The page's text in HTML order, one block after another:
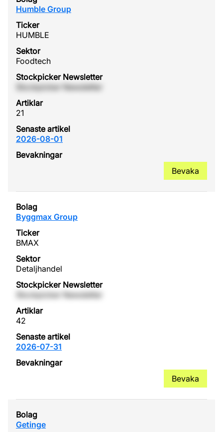
Humble Group
HUMBLE
Foodtech
Stockpicker Newsletter
21
2026-08-01
Bevaka
Byggmax Group
BMAX
Detaljhandel
Stockpicker Newsletter
42
2026-07-31
Bevaka
Getinge